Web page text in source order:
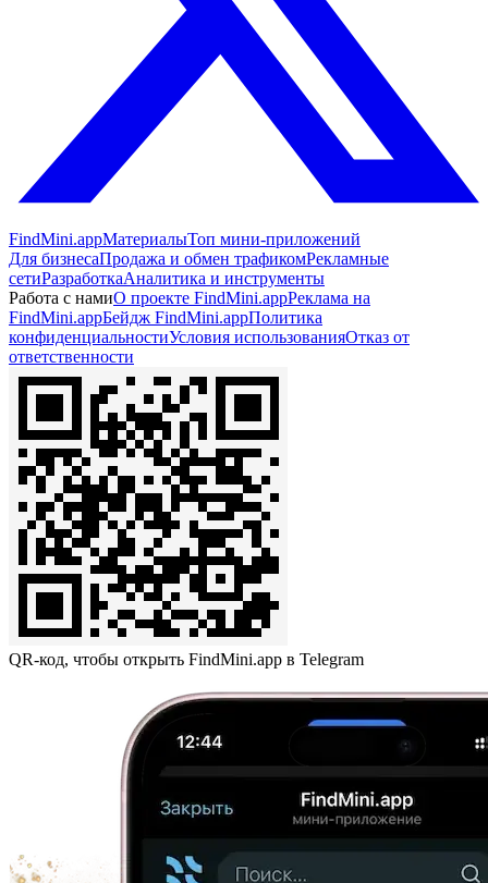
FindMini.appМатериалыТоп мини-приложений
Для бизнесаПродажа и обмен трафикомРекламные
сетиРазработкаАналитика и инструменты
Работа с намиО проекте FindMini.appРеклама на
FindMini.appБейдж FindMini.appПолитика
конфиденциальностиУсловия использованияОтказ от
ответственности
QR-код, чтобы открыть FindMini.app в Telegram